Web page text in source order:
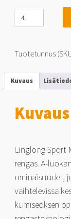
Linglong
Sport
Master
16
määrä
Tuotetunnus
Kuvaus
Kuvaus
Linglong Sport
rengas. A-
ominaisuudet,
vaihtelevissa
kumiseoksen